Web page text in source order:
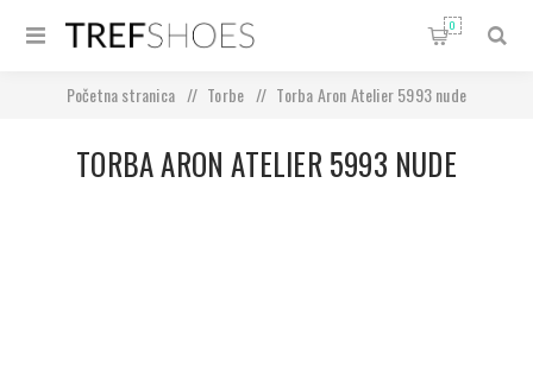
0
Početna stranica / Torbe / Torba Aron Atelier 5993 nude
TORBA ARON ATELIER 5993 NUDE